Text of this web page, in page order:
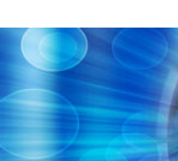
to
contentvinivida.lk